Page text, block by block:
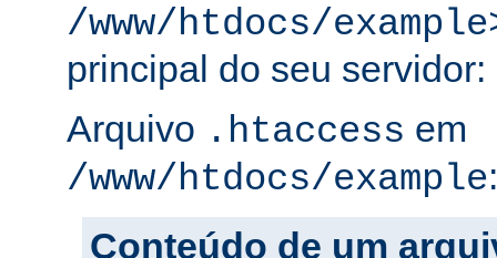
/www/htdocs/
principal do seu servidor:
Arquivo .htaccess em
/www/htdocs/example:
Conteúdo de um